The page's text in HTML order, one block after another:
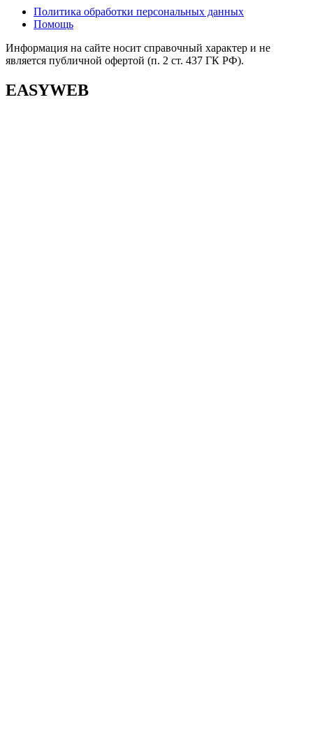
Политика обработки персональных данных
Помощь
Информация на сайте носит справочный характер и не
является публичной офертой (п. 2 ст. 437 ГК РФ).
EASYWEB